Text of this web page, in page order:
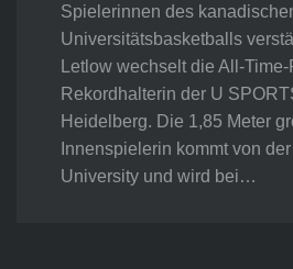
Spielerinnen des
Universitätsbasketballs
Letlow wechselt die All-
Rekordhalterin der U
Heidelberg. Die 1,85 Meter
Innenspielerin kommt von der
University und wird bei…